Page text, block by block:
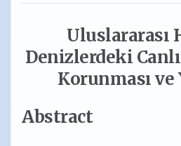
Uluslararası
Denizlerdeki
Korunması
Abstract